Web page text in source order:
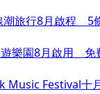
潮旅行8月啟程 5
樂園8月啟用 免
Music Festival十